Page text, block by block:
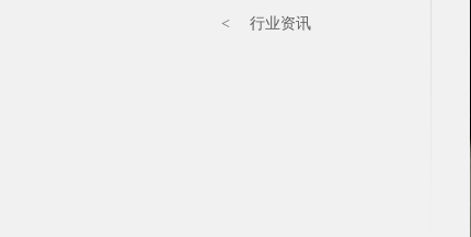
< 行业资讯